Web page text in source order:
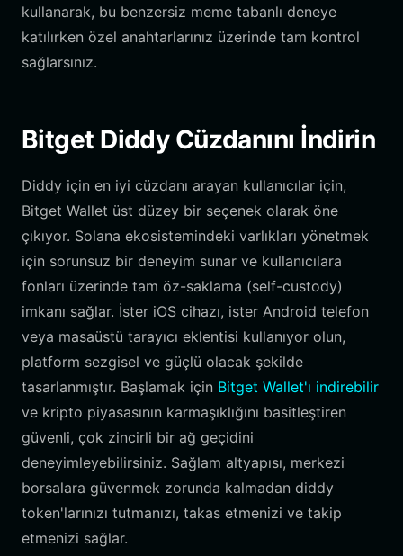
kullanarak, bu benzersiz meme tabanlı deneye
katılırken özel anahtarlarınız üzerinde tam kontrol
sağlarsınız.
Bitget Diddy Cüzdanını İndirin
Diddy için en iyi cüzdanı arayan kullanıcılar için,
Bitget Wallet üst düzey bir seçenek olarak öne
çıkıyor. Solana ekosistemindeki varlıkları yönetmek
için sorunsuz bir deneyim sunar ve kullanıcılara
fonları üzerinde tam öz-saklama (self-custody)
imkanı sağlar. İster iOS cihazı, ister Android telefon
veya masaüstü tarayıcı eklentisi kullanıyor olun,
platform sezgisel ve güçlü olacak şekilde
tasarlanmıştır. Başlamak için Bitget Wallet'ı indirebilir
ve kripto piyasasının karmaşıklığını basitleştiren
güvenli, çok zincirli bir ağ geçidini
deneyimleyebilirsiniz. Sağlam altyapısı, merkezi
borsalara güvenmek zorunda kalmadan diddy
token'larınızı tutmanızı, takas etmenizi ve takip
etmenizi sağlar.